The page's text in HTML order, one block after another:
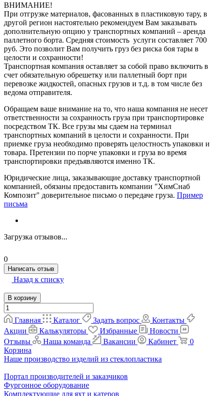
ВНИМАНИЕ!
При отгрузке материалов, фасованных в пластиковую тару, в
другой регион настоятельно рекомендуем Вам заказывать
дополнительную опцию у транспортных компаний – аренда
паллетного борта. Средняя стоимость услуги составляет 700
руб. Это позволит Вам получить груз без риска боя тары в
целости и сохранности!
Транспортная компания оставляет за собой право включить в
счет обязательную обрешетку или паллетный борт при
перевозке жидкостей, опасных грузов и т.д. в том числе без
ведома отправителя.
Обращаем ваше внимание на то, что наша компания не несет
ответственности за сохранность груза при транспортировке
посредством ТК. Все грузы мы сдаем на терминал
транспортных компаний в целости и сохранности. При
приемке груза необходимо проверять целостность упаковки и
товара. Претензии по порче упаковки и груза во время
транспортировки предъявляются именно ТК.
Юридические лица, заказывающие доставку транспортной
компанией, обязаны предоставить компании "ХимСнаб
Композит" доверительное письмо о передаче груза. Пример
письма
Загрузка отзывов...
0
Написать отзыв
Назад к списку
В корзину
Главная Каталог Задать вопрос
Контакты
Акции
Калькуляторы Избранные
Новости
Отзывы
Наша команда Вакансии Кабинет
0
Корзина
Наше производство изделий из стеклопластика
Портал производителей и заказчиков
Фургонное оборудование
Комплектующие для яхт и катеров